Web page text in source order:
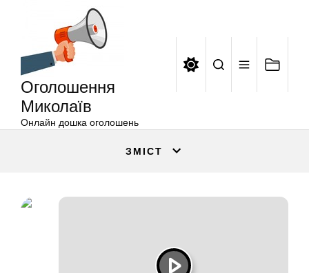
Оголошення
Миколаїв
Онлайн дошка оголошень
ЗМІСТ